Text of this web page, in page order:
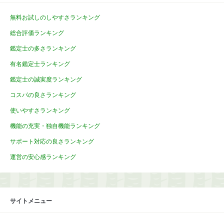
無料お試しのしやすさランキング
総合評価ランキング
鑑定士の多さランキング
有名鑑定士ランキング
鑑定士の誠実度ランキング
コスパの良さランキング
使いやすさランキング
機能の充実・独自機能ランキング
サポート対応の良さランキング
運営の安心感ランキング
サイトメニュー